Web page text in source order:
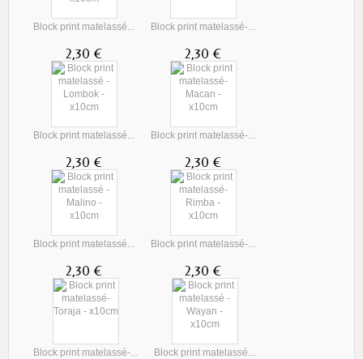
Block print matelassé...
2,30 €
Block print matelassé-...
2,30 €
Block print matelassé...
2,30 €
Block print matelassé-...
2,30 €
Block print matelassé...
2,30 €
Block print matelassé-...
2,30 €
Block print matelassé-... Block print matelassé...